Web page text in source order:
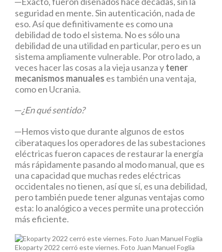
seguridad en mente. Sin autenticación, nada de
eso. Así que definitivamente es como una
debilidad de todo el sistema. No es sólo una
debilidad de una utilidad en particular, pero es un
sistema ampliamente vulnerable. Por otro lado, a
veces hacer las cosas a la vieja usanza ytener
mecanismos manuales es también una ventaja,
como en Ucrania.
─¿En qué sentido?
─Hemos visto que durante algunos de estos
ciberataques los operadores de las subestaciones
eléctricas fueron capaces de restaurar la energía
más rápidamente pasando al modo manual, que es
una capacidad que muchas redes eléctricas
occidentales no tienen, así que sí, es una debilidad,
pero también puede tener algunas ventajas como
esta: lo analógico a veces permite una protección
más eficiente.
Ekoparty 2022 cerró este viernes. Foto Juan Manuel Foglia